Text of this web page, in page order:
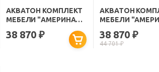
АКВАТОН КОМПЛЕКТ
МЕБЕЛИ "АМЕРИНА
38 870 ₽
АКВАТОН
МЕБЕЛИ
38 870₽
44 701₽